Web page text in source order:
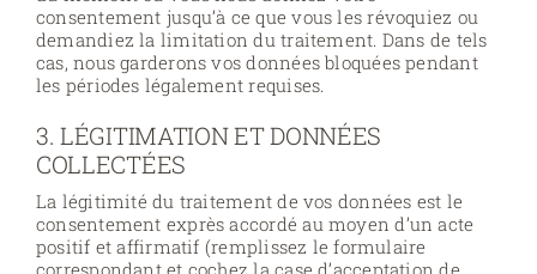
consentement jusqu’à ce que vous les révoquiez ou
demandiez la limitation du traitement. Dans de tels
cas, nous garderons vos données bloquées pendant
les périodes légalement requises.
3. LÉGITIMATION ET DONNÉES
COLLECTÉES
La légitimité du traitement de vos données est le
consentement exprès accordé au moyen d’un acte
positif et affirmatif (remplissez le formulaire
correspondant et cochez la case d’acceptation de